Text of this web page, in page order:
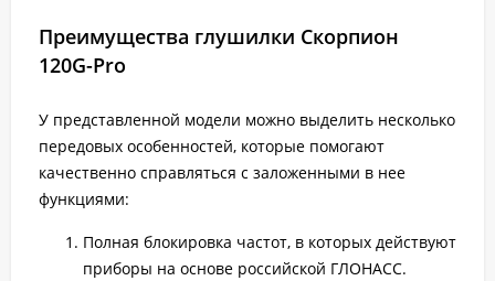
Преимущества глушилки Скорпион
120G-Pro
У представленной модели можно выделить несколько
передовых особенностей, которые помогают
качественно справляться с заложенными в нее
функциями:
Полная блокировка частот, в которых действуют
приборы на основе российской ГЛОНАСС.